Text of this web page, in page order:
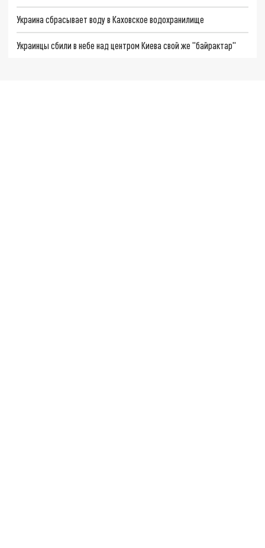
Украина сбрасывает воду в Каховское водохранилище
Украинцы сбили в небе над центром Киева свой же "байрактар"